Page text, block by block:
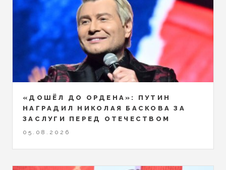
«ДОШЁЛ ДО ОРДЕНА»: ПУТИН
НАГРАДИЛ НИКОЛАЯ БАСКОВА ЗА
ЗАСЛУГИ ПЕРЕД ОТЕЧЕСТВОМ
05.08.2026